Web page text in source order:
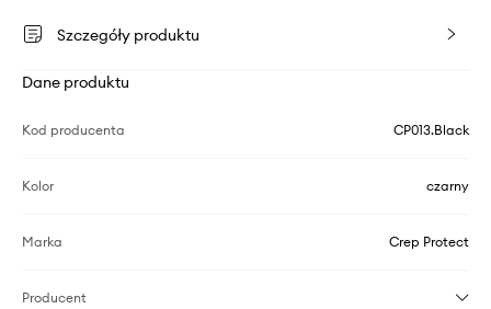
Szczegóły produktu
Dane produktu
Kod producenta CP013.Black
Kolor czarny
Marka Crep Protect
Producent